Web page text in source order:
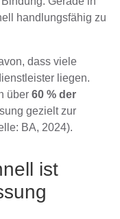
handlungsfähig zu
dass viele
liegen.
über 60 % der
gezielt zur
BA, 2024).
ist